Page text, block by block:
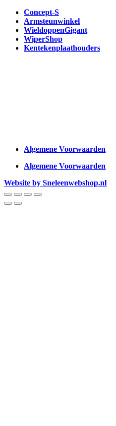
Concept-S
Armsteunwinkel
WieldoppenGigant
WiperShop
Kentekenplaathouders
Algemene Voorwaarden
Algemene Voorwaarden
Website by Sneleenwebshop.nl